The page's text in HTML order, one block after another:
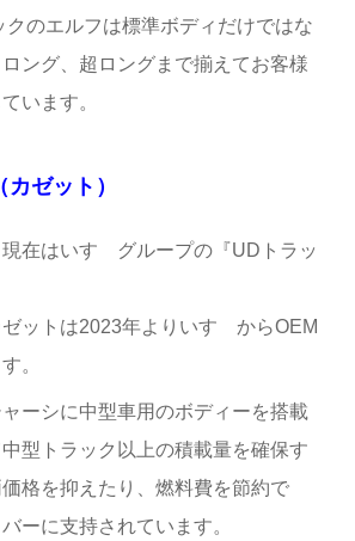
クのエルフは標準ボディだけではな
ング、超ロングまで揃えてお客様
います。
ゼット）
在はいすゞグループの『UDトラッ
ットは2023年よりいすゞからOEM
。
ーシに中型車用のボディーを搭載
型トラック以上の積載量を確保す
格を抑えたり、燃料費を節約で
ーに支持されています。